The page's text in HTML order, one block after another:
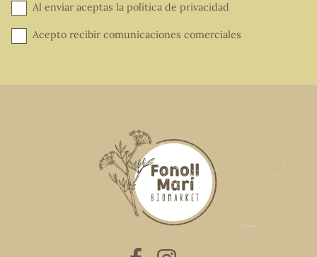
Al enviar aceptas la política de privacidad
Acepto recibir comunicaciones comerciales